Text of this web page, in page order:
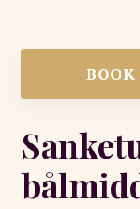
BOOK